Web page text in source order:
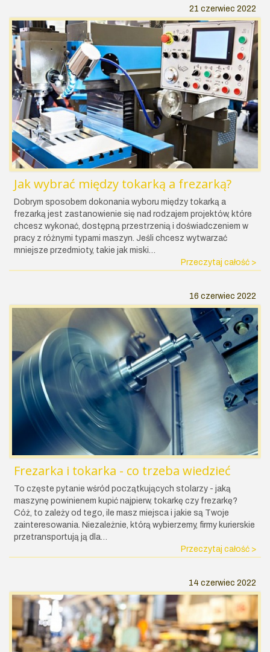
21 czerwiec 2022
Jak wybrać między tokarką a frezarką?
Dobrym sposobem dokonania wyboru między tokarką a
frezarką jest zastanowienie się nad rodzajem projektów, które
chcesz wykonać, dostępną przestrzenią i doświadczeniem w
pracy z różnymi typami maszyn. Jeśli chcesz wytwarzać
mniejsze przedmioty, takie jak miski…
Przeczytaj całość >
16 czerwiec 2022
Frezarka i tokarka - co trzeba wiedzieć
To częste pytanie wśród początkujących stolarzy - jaką
maszynę powinienem kupić najpierw, tokarkę czy frezarkę?
Cóż, to zależy od tego, ile masz miejsca i jakie są Twoje
zainteresowania. Niezależnie, którą wybierzemy, firmy kurierskie
przetransportują ją dla…
Przeczytaj całość >
14 czerwiec 2022